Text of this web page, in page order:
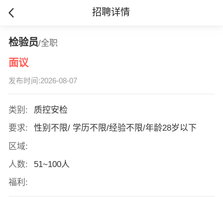
招聘详情
检验员/全职
面议
发布时间:2026-08-07
类别:
质控安检
要求:
性别不限/ 学历不限/经验不限/年龄28岁以下
区域:
人数:
51~100人
福利: